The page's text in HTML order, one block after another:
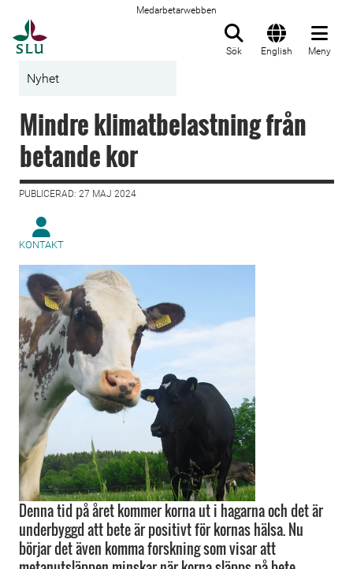
Medarbetarwebben
Sök English Meny
Nyhet
Mindre klimatbelastning från
betande kor
PUBLICERAD: 27 MAJ 2024
KONTAKT
Denna tid på året kommer korna ut i hagarna och det är
underbyggd att bete är positivt för kornas hälsa. Nu
börjar det även komma forskning som visar att